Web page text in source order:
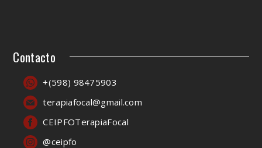
Contacto
+(598) 98475903
terapiafocal@gmail.com
CEIPFOTerapiaFocal
@ceipfo